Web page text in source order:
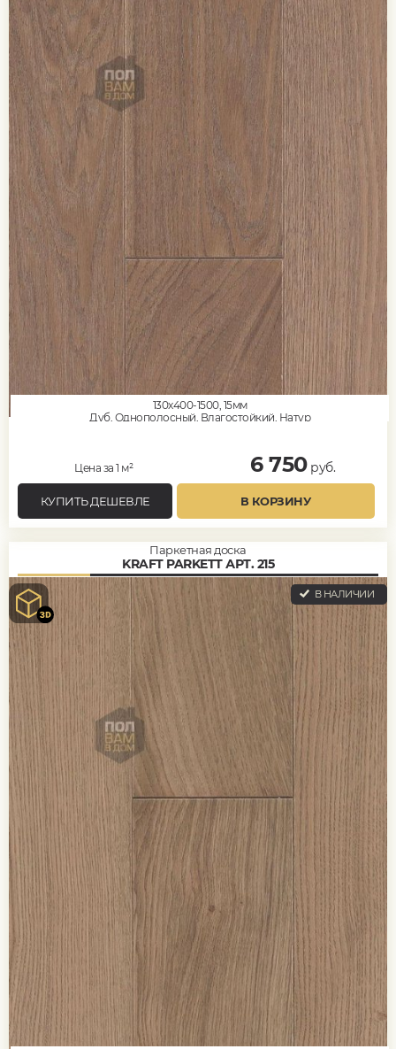
130x400-1500, 15мм
Дуб, Однополосный, Влагостойкий, Натур
Цена за 1 м² 6 750руб.
КУПИТЬ ДЕШЕВЛЕ В КОРЗИНУ
Паркетная доска
KRAFT PARKETT АРТ. 215
В НАЛИЧИИ